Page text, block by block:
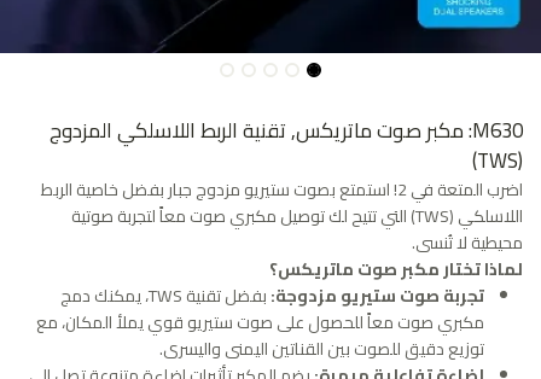
M630: مكبر صوت ماتريكس, تقنية الربط اللاسلكي المزدوج
(TWS)
اضرب المتعة في 2! استمتع بصوت ستيريو مزدوج جبار بفضل خاصية الربط
اللاسلكي (TWS) التي تتيح لك توصيل مكبري صوت معاً لتجربة صوتية
محيطية لا تُنسى.
لماذا تختار مكبر صوت ماتريكس؟
تجربة صوت ستيريو مزدوجة:
بفضل تقنية TWS، يمكنك دمج
مكبري صوت معاً للحصول على صوت ستيريو قوي يملأ المكان، مع
توزيع دقيق للصوت بين القناتين اليمنى واليسرى.